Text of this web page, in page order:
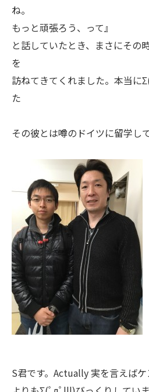
ね。
もっと頑張ろう、って』
と話していたとき、まさにその
を
訪ねてきてくれました。本当に
た
その彼とは噂のドイツに留学し
S君です。Actually 実を言えば